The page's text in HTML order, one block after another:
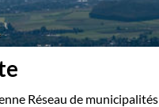
Réseau de municipalités